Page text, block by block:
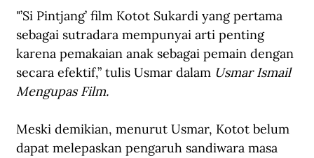
"’Si Pintjang’ film Kotot Sukardi yang pertama
sebagai sutradara mempunyai arti penting
karena pemakaian anak sebagai pemain dengan
secara efektif,” tulis Usmar dalam Usmar Ismail
Mengupas Film.
Meski demikian, menurut Usmar, Kotot belum
dapat melepaskan pengaruh sandiwara masa